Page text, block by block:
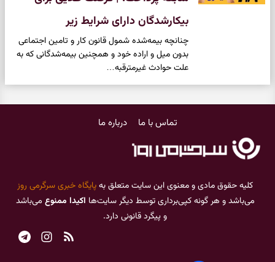
بیکارشدگان دارای شرایط زیر
چنانچه بیمه‌شده شمول قانون کار و تامین اجتماعی
بدون میل و اراده خود و همچنین بیمه‌شدگانی که به
علت حوادث غیرمترقبه…
تماس با ما درباره ما
کلیه حقوق مادی و معنوی این سایت متعلق بهپایگاه خبری سرگرمی روز
می‌باشد و هر گونه کپی‌برداری توسط دیگر سایت‌ها اکیدا ممنوع می‌باشد
و پیگرد قانونی دارد.